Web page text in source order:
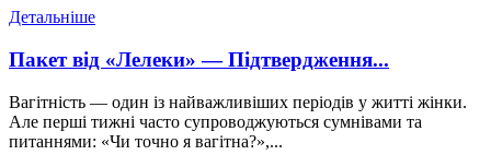
Детальніше
Пакет від «Лелеки» — Підтвердження...
Вагітність — один із найважливіших періодів у житті жінки.
Але перші тижні часто супроводжуються сумнівами та
питаннями: «Чи точно я вагітна?»,...